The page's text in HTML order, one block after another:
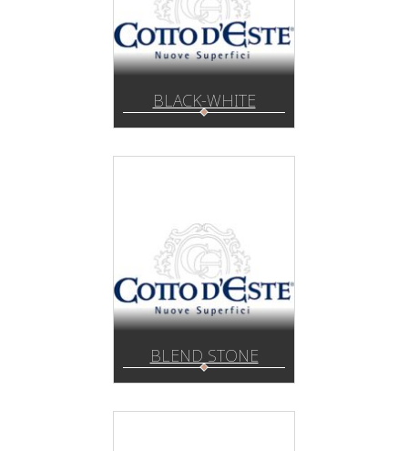
BLACK-WHITE
BLEND STONE